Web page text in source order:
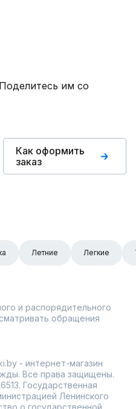
им со
Как оформить
заказ
Летние Легкие
и распорядительного
обращения
- интернет-магазин
Все права защищены.
Государственная
Ленинского
о государственной